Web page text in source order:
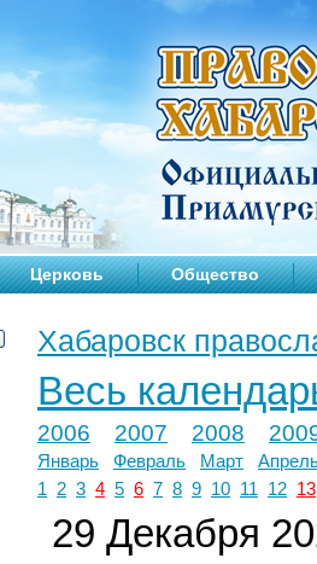
Церковь Общество
Хабаровск
Весь
2006 2007 2008
Январь Февраль Март
1
2 3 4 5 6 7 8 9 10 11 12 13
29 Декабря